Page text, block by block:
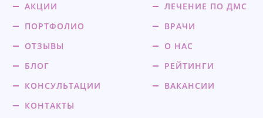
АКЦИИ
ЛЕЧЕНИЕ ПО ДМС
ПОРТФОЛИО
ВРАЧИ
ОТЗЫВЫ
О НАС
БЛОГ
РЕЙТИНГИ
КОНСУЛЬТАЦИИ
ВАКАНСИИ
КОНТАКТЫ